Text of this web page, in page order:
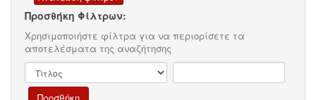
Προσθήκη Φίλτρων:
Χρησιμοποιήστε φίλτρα για να περιορίσετε τα
αποτελέσματα της αναζήτησης